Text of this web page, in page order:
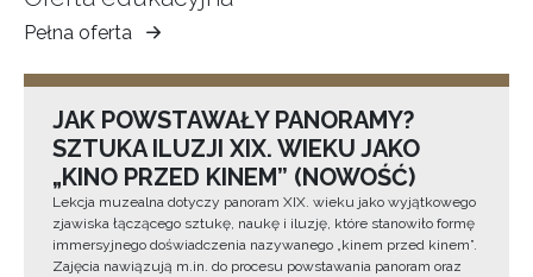
Pełna oferta
Muzeum
Ziemi
JAK POWSTAWAŁY PANORAMY?
SZTUKA ILUZJI XIX. WIEKU JAKO
„KINO PRZED KINEM” (NOWOŚĆ)
Lekcja muzealna dotyczy panoram XIX. wieku jako wyjątkowego
zjawiska łączącego sztukę, naukę i iluzję, które stanowiło formę
immersyjnego doświadczenia nazywanego „kinem przed kinem”.
Zajęcia nawiązują m.in. do procesu powstawania panoram oraz